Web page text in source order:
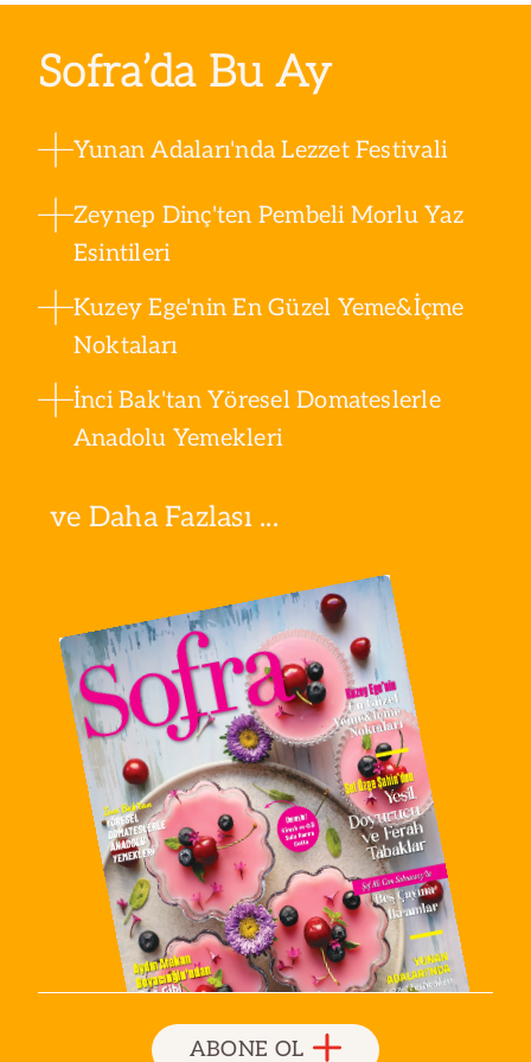
Sofra’da Bu Ay
Yunan Adaları'nda Lezzet Festivali
Zeynep Dinç'ten Pembeli Morlu Yaz
Esintileri
Kuzey Ege'nin En Güzel Yeme&İçme
Noktaları
İnci Bak'tan Yöresel Domateslerle
Anadolu Yemekleri
ve Daha Fazlası ...
ABONE OL